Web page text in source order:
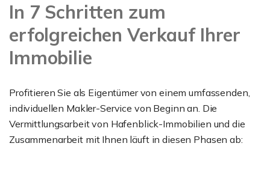
In 7 Schritten zum
erfolgreichen Verkauf Ihrer
Immobilie
Profitieren Sie als Eigentümer von einem umfassenden,
individuellen Makler-Service von Beginn an. Die
Vermittlungsarbeit von Hafenblick-Immobilien und die
Zusammenarbeit mit Ihnen läuft in diesen Phasen ab: